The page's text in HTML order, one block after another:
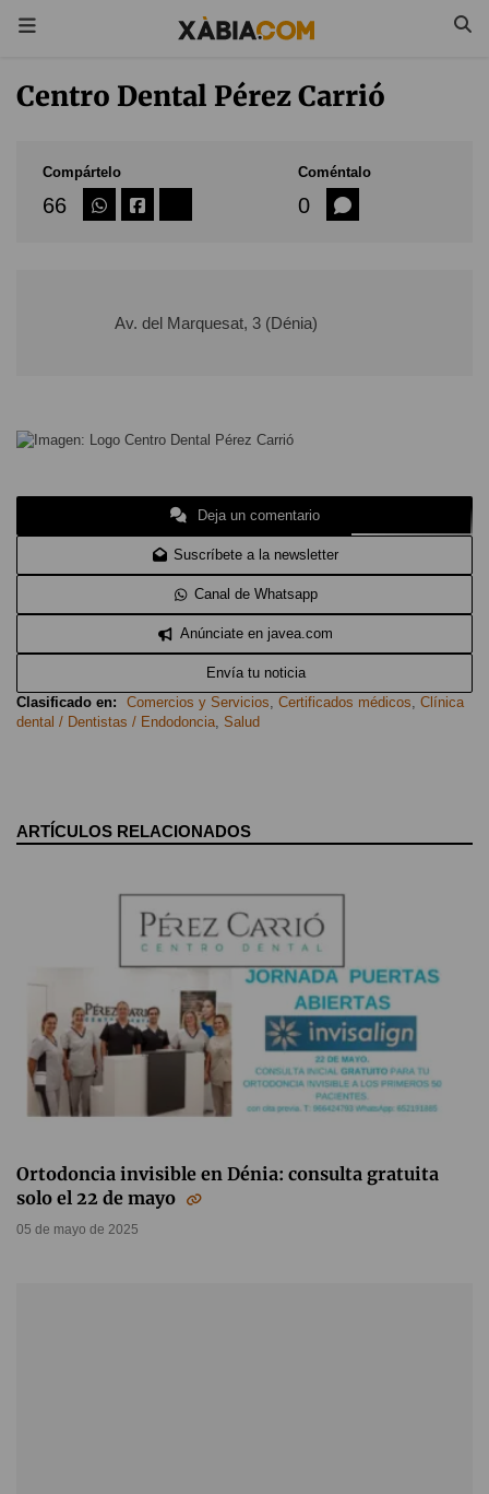
Centro Dental Pérez Carrió
Compártelo
66
Coméntalo
0
Av. del Marquesat, 3 (Dénia)
Deja un comentario
Suscríbete a la newsletter
Canal de Whatsapp
Anúnciate en javea.com
Envía tu noticia
Clasificado en:
Comercios y Servicios, Certificados médicos, Clínica
dental / Dentistas / Endodoncia, Salud
ARTÍCULOS RELACIONADOS
Ortodoncia invisible en Dénia: consulta gratuita
solo el 22 de mayo
05 de mayo de 2025